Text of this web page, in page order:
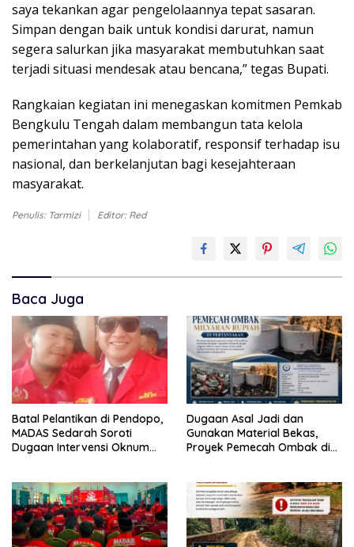
saya tekankan agar pengelolaannya tepat sasaran.
Simpan dengan baik untuk kondisi darurat, namun
segera salurkan jika masyarakat membutuhkan saat
terjadi situasi mendesak atau bencana,” tegas Bupati.
Rangkaian kegiatan ini menegaskan komitmen Pemkab
Bengkulu Tengah dalam membangun tata kelola
pemerintahan yang kolaboratif, responsif terhadap isu
nasional, dan berkelanjutan bagi kesejahteraan
masyarakat.
Penulis: Tarmizi Editor: Red
Baca Juga
Batal Pelantikan di Pendopo,
MADAS Sedarah Soroti
Dugaan Intervensi Oknum
Dugaan Asal Jadi dan
Gunakan Material Bekas,
Proyek Pemecah Ombak di